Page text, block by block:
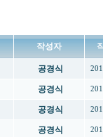
작성자
공경식
공경식
공경식
공경식